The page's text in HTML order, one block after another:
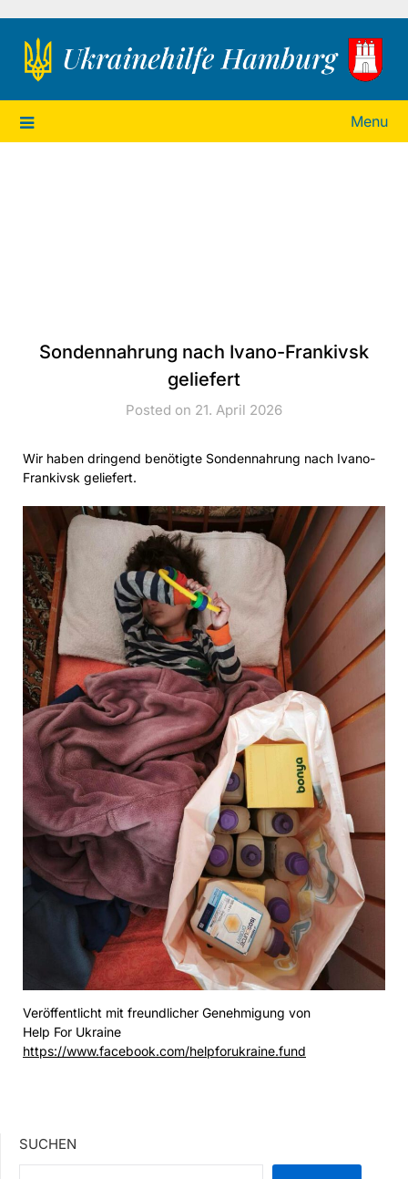
Ukrainehilfe Hamburg
Menu
Sondennahrung nach Ivano-Frankivsk
geliefert
Posted on 21. April 2026
Wir haben dringend benötigte Sondennahrung nach Ivano-
Frankivsk geliefert.
Veröffentlicht mit freundlicher Genehmigung von
Help For Ukraine
https://www.facebook.com/helpforukraine.fund
SUCHEN